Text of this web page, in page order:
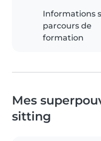
Informations
parcours de
formation
Mes
sitting